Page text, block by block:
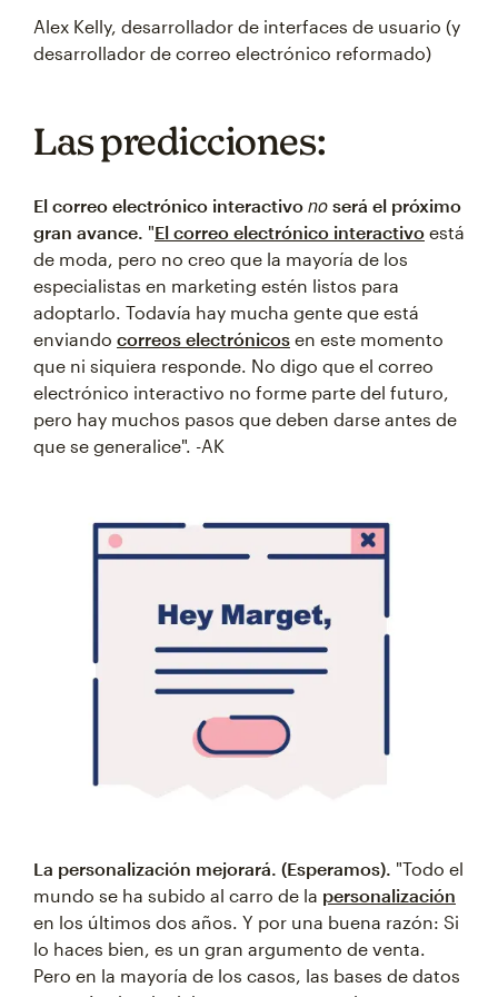
Alex Kelly, desarrollador de interfaces de usuario (y
desarrollador de correo electrónico reformado)
Las predicciones:
El correo electrónico interactivo no será el próximo
gran avance. "El correo electrónico interactivo está
de moda, pero no creo que la mayoría de los
especialistas en marketing estén listos para
adoptarlo. Todavía hay mucha gente que está
enviando correos electrónicos en este momento
que ni siquiera responde. No digo que el correo
electrónico interactivo no forme parte del futuro,
pero hay muchos pasos que deben darse antes de
que se generalice". -AK
La personalización mejorará. (Esperamos). "Todo el
mundo se ha subido al carro de la personalización
en los últimos dos años. Y por una buena razón: Si
lo haces bien, es un gran argumento de venta.
Pero en la mayoría de los casos, las bases de datos